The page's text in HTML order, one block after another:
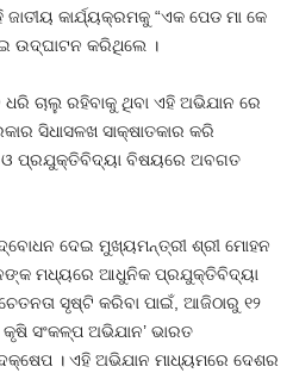
କାର୍ଯ୍ୟକ୍ରମକୁ “ଏକ ପେଡ ମା କେ
ଉଦ୍‌ଘାଟନ କରିଥିଲେ ।
ଚାଲୁ ରହିବାକୁ ଥିବା ଏହି ଅଭିଯାନ ରେ
ସିଧାସଳଖ ସାକ୍ଷାତକାର କରି
ଓ ପ୍ରଯୁକ୍ତିବିଦ୍ୟା ବିଷୟରେ ଅବଗତ
ଦେଇ ମୁଖ୍ୟମନ୍ତ୍ରୀ ଶ୍ରୀ ମୋହନ
ମଧ୍ୟରେ ଆଧୁନିକ ପ୍ରଯୁକ୍ତିବିଦ୍ୟା
ସୃଷ୍ଟି କରିବା ପାଇଁ, ଆଜିଠାରୁ ୧୨
ସଂକଳ୍ପ ଅଭିଯାନ’ ଭାରତ
। ଏହି ଅଭିଯାନ ମାଧ୍ୟମରେ ଦେଶର